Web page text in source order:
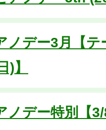
ノデー3月【テ
)】
ノデー特別【